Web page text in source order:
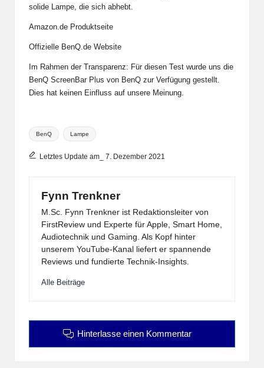
solide Lampe, die sich abhebt.
Amazon.de Produktseite
Offizielle BenQ.de Website
Im Rahmen der Transparenz: Für diesen Test wurde uns die
BenQ ScreenBar Plus von BenQ zur Verfügung gestellt.
Dies hat keinen Einfluss auf unsere Meinung.
Tags:
BenQ Lampe
Letztes Update am_ 7. Dezember 2021
Fynn Trenkner
M.Sc. Fynn Trenkner ist Redaktionsleiter von
FirstReview und Experte für Apple, Smart Home,
Audiotechnik und Gaming. Als Kopf hinter
unserem YouTube-Kanal liefert er spannende
Reviews und fundierte Technik-Insights.
Alle Beiträge
Hinterlasse einen Kommentar